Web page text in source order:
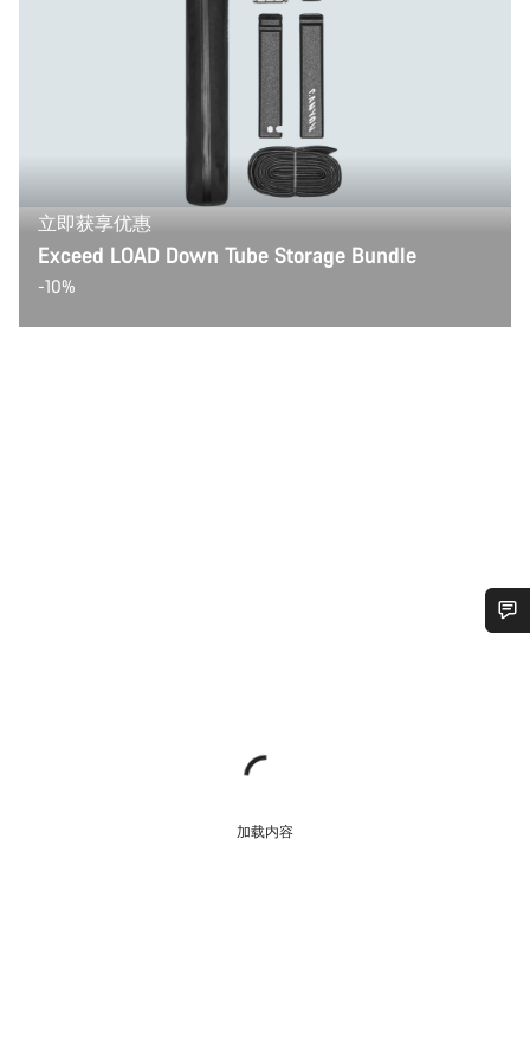
立即获享优惠
Exceed LOAD Down Tube Storage Bundle
-10%
加载内容